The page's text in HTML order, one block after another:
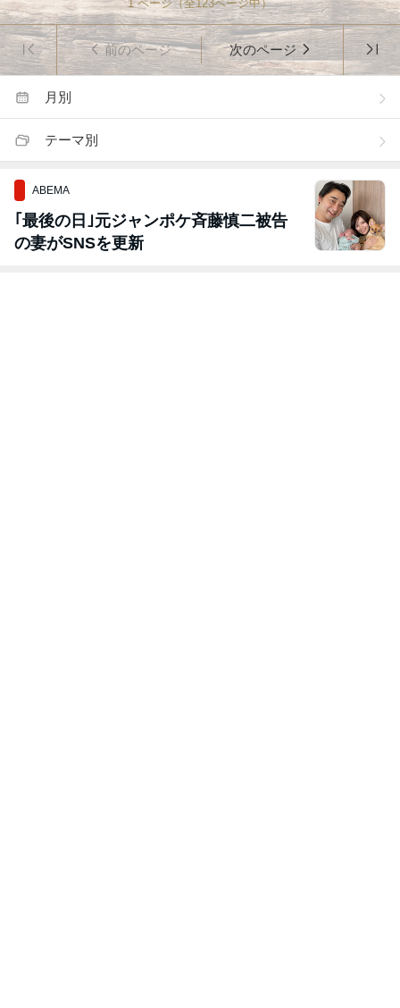
1ページ（全123ページ中）
前のページ 次のページ
月別
テーマ別
ABEMA
｢最後の日｣元ジャンポケ斉藤慎二被告
の妻がSNSを更新